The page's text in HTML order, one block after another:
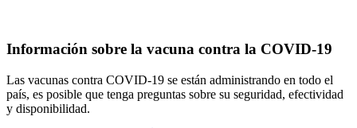
Información sobre la vacuna contra la COVID-19
Las vacunas contra COVID-19 se están administrando en todo el
país, es posible que tenga preguntas sobre su seguridad, efectividad
y disponibilidad.